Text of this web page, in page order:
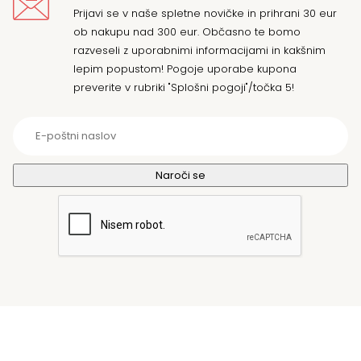
Prijavi se v naše spletne novičke in prihrani 30 eur
ob nakupu nad 300 eur. Občasno te bomo
razveseli z uporabnimi informacijami in kakšnim
lepim popustom! Pogoje uporabe kupona
preverite v rubriki "Splošni pogoji"/točka 5!